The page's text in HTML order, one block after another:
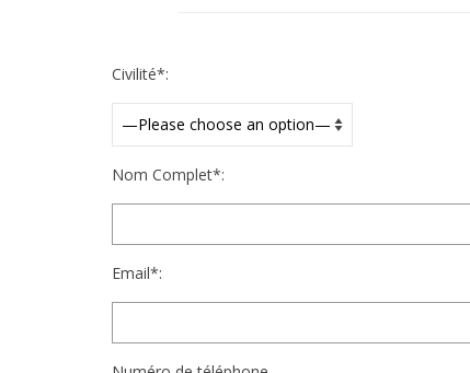
Civilité*:
Nom Complet*:
Email*: